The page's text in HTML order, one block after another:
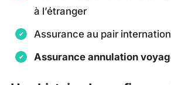
à l’étranger
Assurance au pair
Assurance annulation